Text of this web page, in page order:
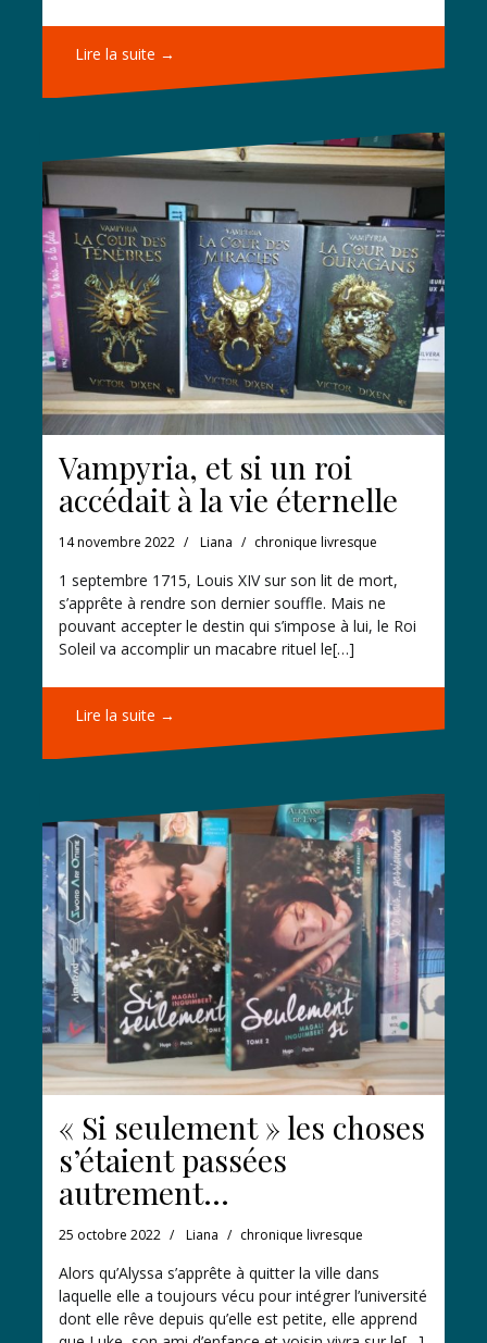
Lire la suite →
Vampyria, et si un roi
accédait à la vie éternelle
14 novembre 2022 Liana chronique livresque
1 septembre 1715, Louis XIV sur son lit de mort,
s’apprête à rendre son dernier souffle. Mais ne
pouvant accepter le destin qui s’impose à lui, le Roi
Soleil va accomplir un macabre rituel le[…]
Lire la suite →
« Si seulement » les choses
s’étaient passées
autrement…
25 octobre 2022 Liana chronique livresque
Alors qu’Alyssa s’apprête à quitter la ville dans
laquelle elle a toujours vécu pour intégrer l’université
dont elle rêve depuis qu’elle est petite, elle apprend